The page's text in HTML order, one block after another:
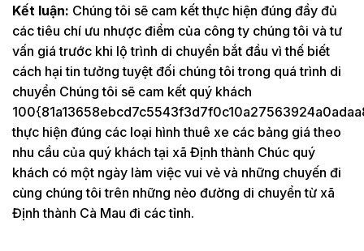
Kết luận: Chúng tôi sẽ cam kết thực hiện đúng đầy đủ
các tiêu chí ưu nhược điểm của công ty chúng tôi và tư
vấn giá trước khi lộ trình di chuyển bắt đầu vì thế biết
cách hại tin tưởng tuyệt đối chúng tôi trong quá trình di
chuyển Chúng tôi sẽ cam kết quý khách
thực hiện đúng các loại hình thuê xe các bảng giá theo
nhu cầu của quý khách tại xã Định thành Chúc quý
khách có một ngày làm việc vui vẻ và những chuyến đi
cùng chúng tôi trên những nẻo đường di chuyển từ xã
Định thành Cà Mau đi các tỉnh.